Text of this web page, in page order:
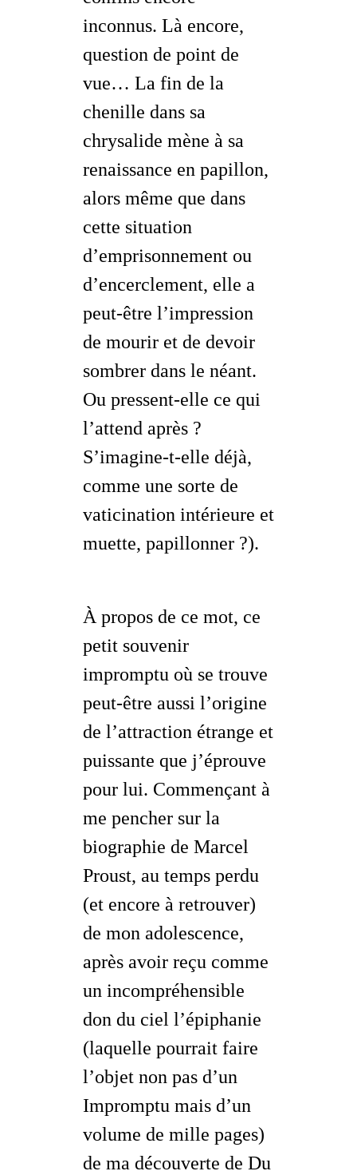
inconnus. Là encore,
question de point de
vue… La fin de la
chenille dans sa
chrysalide mène à sa
renaissance en papillon,
alors même que dans
cette situation
d’emprisonnement ou
d’encerclement, elle a
peut-être l’impression
de mourir et de devoir
sombrer dans le néant.
Ou pressent-elle ce qui
l’attend après ?
S’imagine-t-elle déjà,
comme une sorte de
vaticination intérieure et
muette, papillonner ?).
À propos de ce mot, ce
petit souvenir
impromptu où se trouve
peut-être aussi l’origine
de l’attraction étrange et
puissante que j’éprouve
pour lui. Commençant à
me pencher sur la
biographie de Marcel
Proust, au temps perdu
(et encore à retrouver)
de mon adolescence,
après avoir reçu comme
un incompréhensible
don du ciel l’épiphanie
(laquelle pourrait faire
l’objet non pas d’un
Impromptu mais d’un
volume de mille pages)
de ma découverte de Du